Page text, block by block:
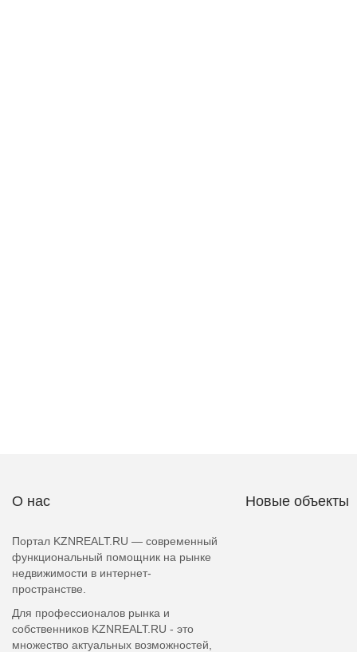
О нас
Портал KZNREALT.RU — современный
функциональный помощник на рынке
недвижимости в интернет-
пространстве.
Для профессионалов рынка и
собственников KZNREALT.RU - это
множество актуальных возможностей,
Новые объекты